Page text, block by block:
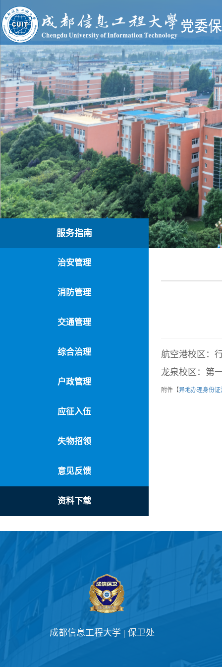
服务指南
治安管理
消防管理
交通管理
综合治理
户政管理
应征入伍
失物招领
意见反馈
资料下载
航空港校区：
龙泉校区：第
附件【异地办理身份证
成都信息工程大学 | 保卫处